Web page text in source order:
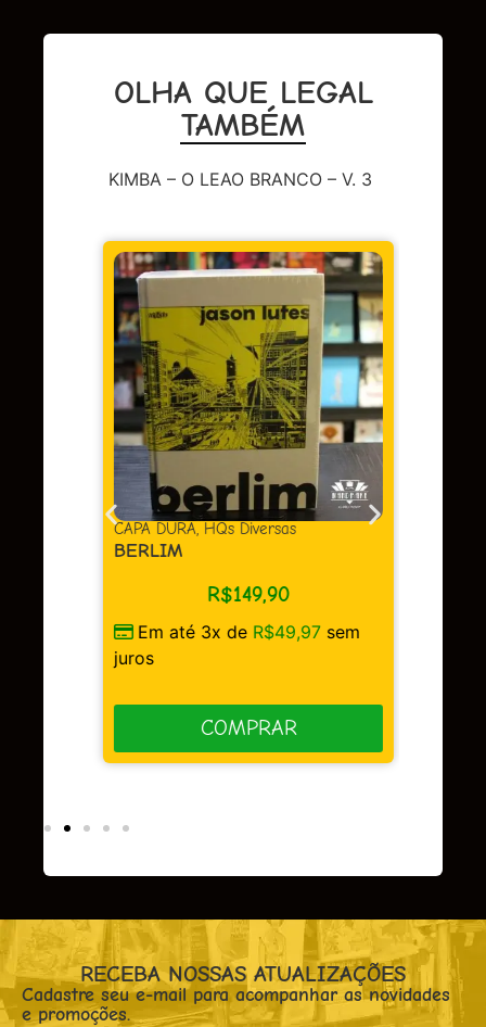
OLHA QUE LEGAL
TAMBÉM
KIMBA – O LEAO BRANCO – V. 3
CAPA DURA, HQs Diversas
BERLIM
R$149,90
Em até 3x de R$49,97sem
juros
COMPRAR
RECEBA NOSSAS ATUALIZAÇÕES
Cadastre seu e-mail para acompanhar as novidades
e promoções.